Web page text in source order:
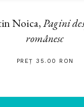
Noica,Pagini
românesc
PREȚ 35.00 RON